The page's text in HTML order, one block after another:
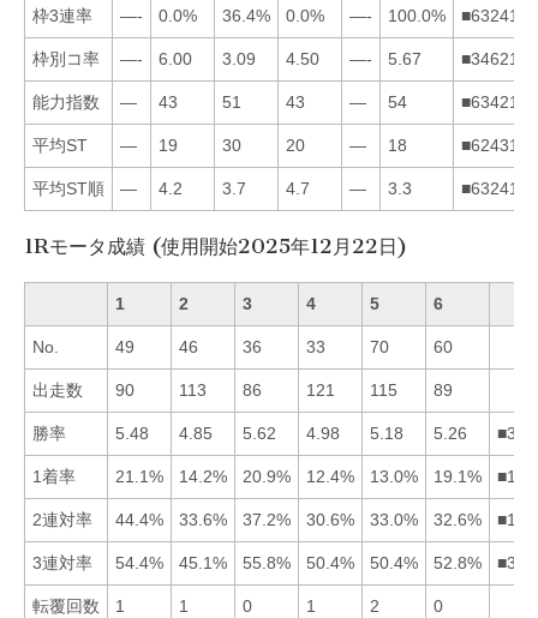
枠3連率 —- 0.0% 36.4% 0.0% —- 100.0% ■632415
枠別コ率 —- 6.00 3.09 4.50 —- 5.67 ■346215
能力指数 — 43 51 43 — 54 ■634215
平均ST — 19 30 20 — 18 ■624315
平均ST順 — 4.2 3.7 4.7 — 3.3 ■632415
1Rモータ成績 (使用開始2025年12月22日)
1 2 3 4 5 6
No. 49 46 36 33 70 60
出走数 90 113 86 121 115 89
勝率 5.48 4.85 5.62 4.98 5.18 5.26
1着率 21.1% 14.2% 20.9% 12.4% 13.0% 19.1%
2連対率 44.4% 33.6% 37.2% 30.6% 33.0% 32.6%
3連対率 54.4% 45.1% 55.8% 50.4% 50.4% 52.8%
転覆回数 1 1 0 1 2 0